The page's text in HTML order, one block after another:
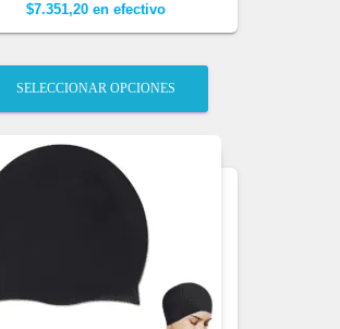
$7.351,20 en efectivo
SELECCIONAR OPCIONES